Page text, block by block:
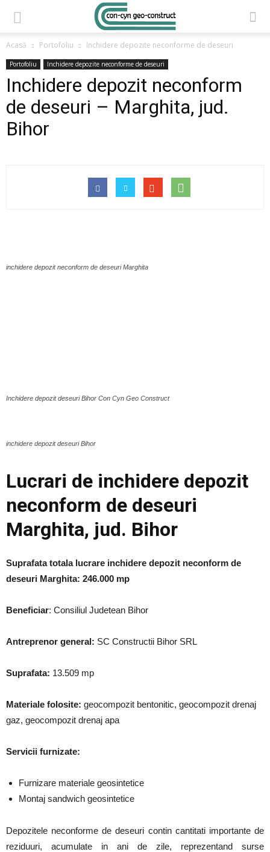
Acasă Portofoliu Inchidere depozite neconforme de deseuri
Portofoliu Inchidere depozite neconforme de deseuri
Inchidere depozit neconform
de deseuri – Marghita, jud.
Bihor
inchidere depozit neconform de deseuri Marghita
Inchidere depozit deseuri Bihor Con Cyn Geo Construct
inchidere depozit deseuri Bihor
Lucrari de inchidere depozit
neconform de deseuri
Marghita, jud. Bihor
Suprafata totala lucrare inchidere depozit neconform de
deseuri Marghita: 246.000 mp
Beneficiar: Consiliul Judetean Bihor
Antreprenor general: SC Constructii Bihor SRL
Suprafata: 13.509 mp
Materiale folosite: geocompozit bentonitic, geocompozit drenaj
gaz, geocompozit drenaj apa
Servicii furnizate:
Furnizare materiale geosintetice
Montaj sandwich geosintetice
Depozitele neconforme de deseuri contin cantitati importante de
reziduuri, acumulate in ani de zile, reprezentand surse